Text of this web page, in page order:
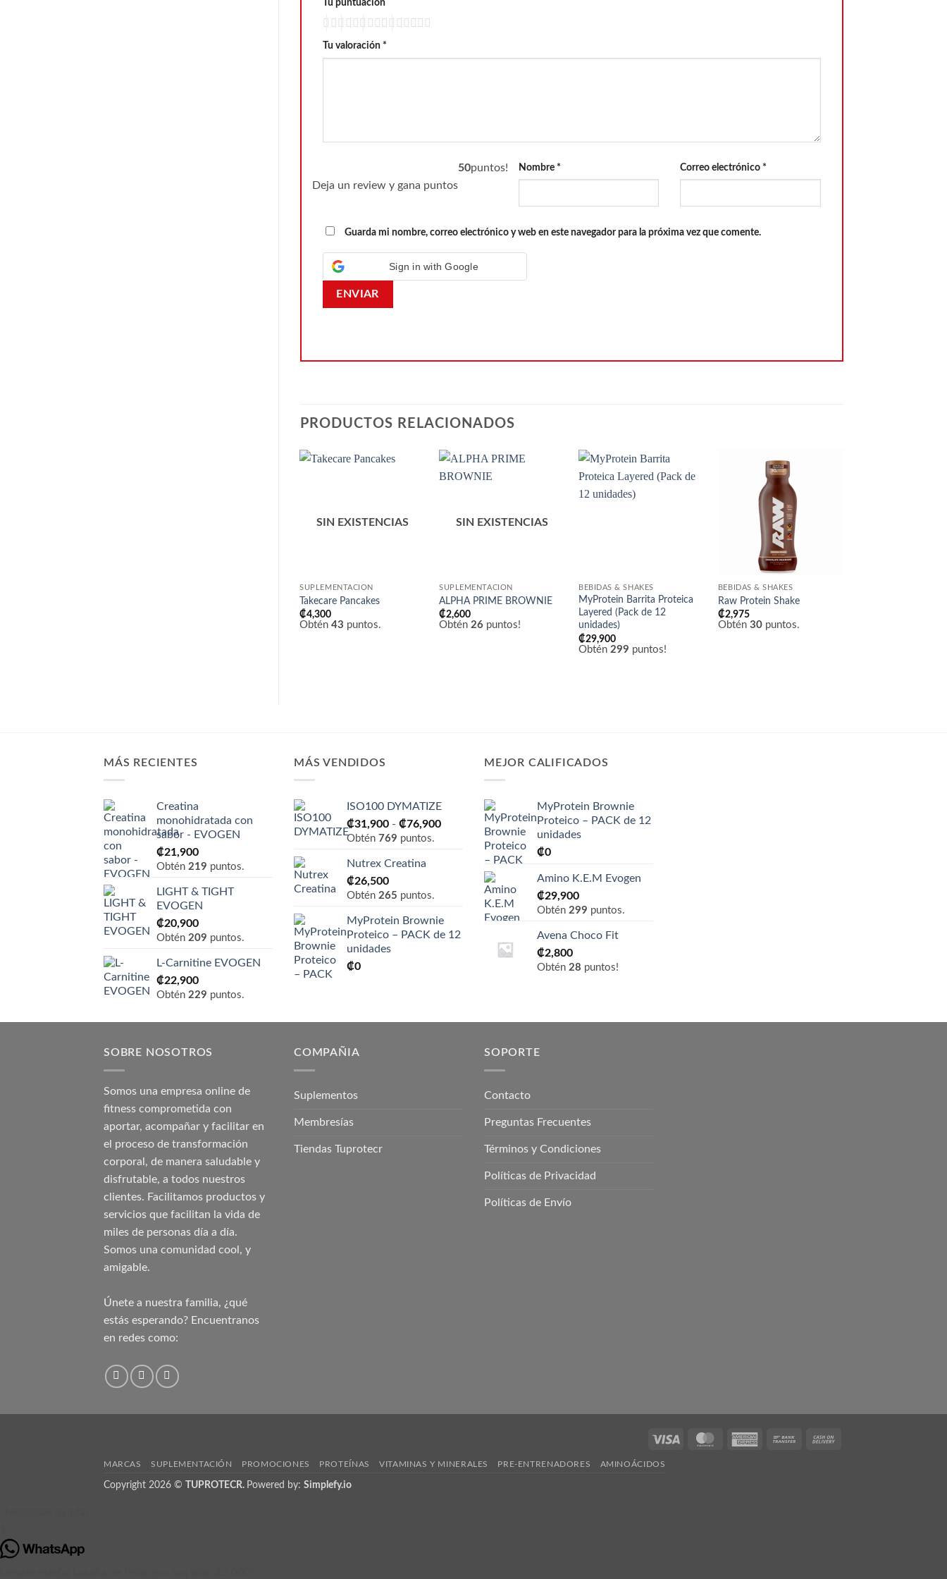
Tu puntuación
Tu valoración *
Deja un review y gana puntos
50puntos! Nombre * Correo electrónico *
Guarda mi nombre, correo electrónico y web en este navegador para la próxima vez que comente.
Sign in with Google
PRODUCTOS RELACIONADOS
de
deseos
SIN EXISTENCIAS
SUPLEMENTACIÓN
Takecare Pancakes
₡4,300
Obtén43 puntos.
de
deseos
SIN EXISTENCIAS
SUPLEMENTACIÓN
ALPHA PRIME BROWNIE
₡2,600
Obtén26 puntos!
BEBIDAS & SHAKES
MyProtein Barrita Proteica
Layered (Pack de 12
unidades)
₡29,900
Obtén 299 puntos!
BEBIDAS & SHAKES
Raw Protein Shake
₡2,975
Obtén 30puntos.
MÁS RECIENTES
Creatina
monohidratada con
sabor - EVOGEN
₡21,900
Obtén 219 puntos.
LIGHT & TIGHT
EVOGEN
₡20,900
Obtén 209 puntos.
L-Carnitine EVOGEN
₡22,900
Obtén 229 puntos.
MÁS VENDIDOS
ISO100 DYMATIZE
₡31,900 - ₡76,900Rango
Obtén 769 puntos.
Nutrex Creatina
₡26,500
Obtén 265 puntos.
MyProtein Brownie
Proteico – PACK de 12
unidades
₡0
MEJOR CALIFICADOS
MyProtein Brownie
Proteico – PACK de 12
unidades
₡0
Amino K.E.M Evogen
₡29,900
Obtén 299 puntos.
Avena Choco Fit
₡2,800
Obtén 28 puntos!
SOBRE NOSOTROS
Somos una empresa online de
fitness comprometida con
aportar, acompañar y facilitar en
el proceso de transformación
corporal, de manera saludable y
disfrutable, a todos nuestros
clientes. Facilitamos productos y
servicios que facilitan la vida de
miles de personas día a día.
Somos una comunidad cool, y
amigable.
Únete a nuestra familia, ¿qué
estás esperando? Encuentranos
en redes como:
COMPAÑIA
Suplementos
Membresías
Tiendas Tuprotecr
SOPORTE
Contacto
Preguntas Frecuentes
Términos y Condiciones
Políticas de Privacidad
Políticas de Envío
Visa MasterCardAmerican
Bank
MARCAS SUPLEMENTACIÓN PROMOCIONES PROTEÍNAS VITAMINAS Y MINERALES PRE-ENTRENADORES AMINOÁCIDOS
Copyright 2026 © TUPROTECR. Powered by: Simplefy.io